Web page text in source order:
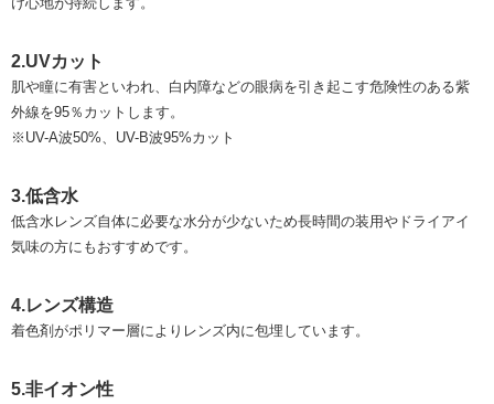
2.UVカット
肌や瞳に有害といわれ、白内障などの眼病を引き起こす危険性のある紫
外線を95％カットします。
※UV-A波50%、UV-B波95%カット
3.低含水
低含水レンズ自体に必要な水分が少ないため長時間の装用やドライアイ
気味の方にもおすすめです。
4.レンズ構造
着色剤がポリマー層によりレンズ内に包埋しています。
5.非イオン性